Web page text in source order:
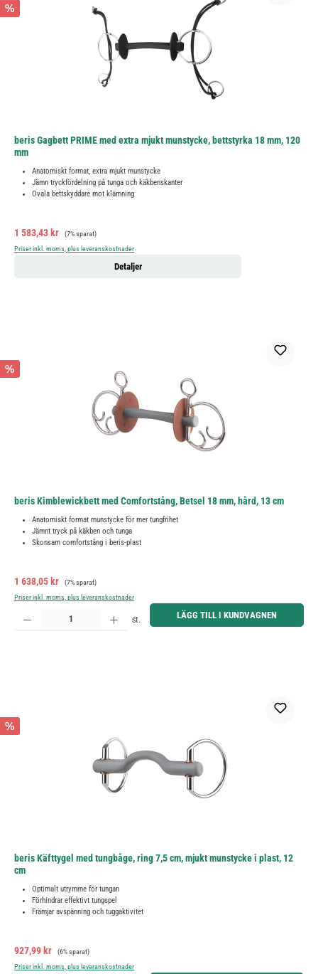
%
beris Gagbett PRIME med extra mjukt munstycke, bettstyrka 18 mm, 120
mm
Anatomiskt format, extra mjukt munstycke
Jämn tryckfördelning på tunga och käkbenskanter
Ovala bettskyddare mot klämning
Försäljningspris:
1 583,43 kr Ordinarie pris:
(7% sparat)
Priser inkl. moms, plus leveranskostnader
Detaljer
%
beris Kimblewickbett med Comfortstång, Betsel 18 mm, hård, 13 cm
Anatomiskt format munstycke för mer tungfrihet
Jämnt tryck på käkben och tunga
Skonsam comfortstång i beris-plast
Försäljningspris:
1 638,05 kr Ordinarie pris:
(7% sparat)
Priser inkl. moms, plus leveranskostnader
Produktkvantitet: Ange önskat belopp eller använd knapparna för att öka eller minska kvantiteten.
st. LÄGG TILL I KUNDVAGNEN
%
beris Käfttygel med tungbåge, ring 7,5 cm, mjukt munstycke i plast, 12
cm
Optimalt utrymme för tungan
Förhindrar effektivt tungspel
Främjar avspänning och tuggaktivitet
Försäljningspris:
927,99 kr Ordinarie pris:
(6% sparat)
Priser inkl. moms, plus leveranskostnader